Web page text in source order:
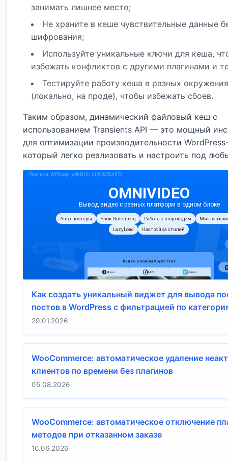
занимать лишнее место;
Не храните в кеше чувствительные данные
шифрования;
Используйте уникальные ключи для кеша,
избежать конфликтов с другими плагинами и
Тестируйте работу кеша в разных
(локально, на проде), чтобы избежать сбоев.
Таким образом, динамический файловый кеш с
использованием Transients API — это мощный
для оптимизации производительности
который легко реализовать и настроить под
Как создать уникальный виджет для вывода
постов в WordPress с фильтрацией по
29.01.2026
WooCommerce: автоматическое удаление
клиентов по времени без плагинов
05.08.2026
WooCommerce: автоматическое отключение
методов при отказанном заказе
16.06.2026